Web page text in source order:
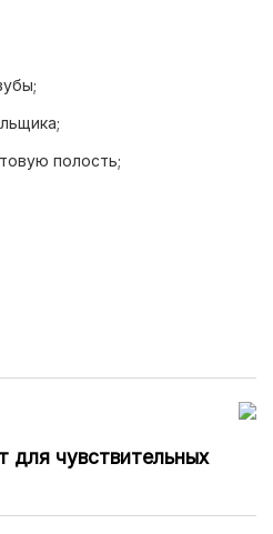
полость;
для чувствительных